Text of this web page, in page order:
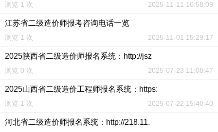
浏览 1 次 2025-11-11 10:58:09
江苏省二级造价师报考咨询电话一览
浏览 1 次 2025-11-01 15:29:17
2025陕西省二级造价师报名系统：http://jsz
浏览 0 次 2025-07-23 11:08:47
2025山西省二级造价工程师报名系统：https:
浏览 1 次 2025-07-22 15:40:40
河北省二级造价师报名系统：http://218.11.